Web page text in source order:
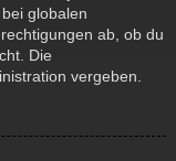
globalen
ab, ob du
Die
vergeben.